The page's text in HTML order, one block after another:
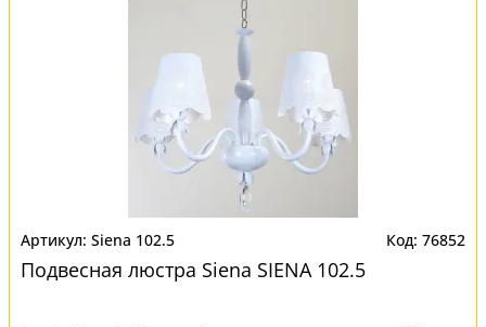
Siena 102.5 76852
Подвесная люстра Siena SIENA 102.5